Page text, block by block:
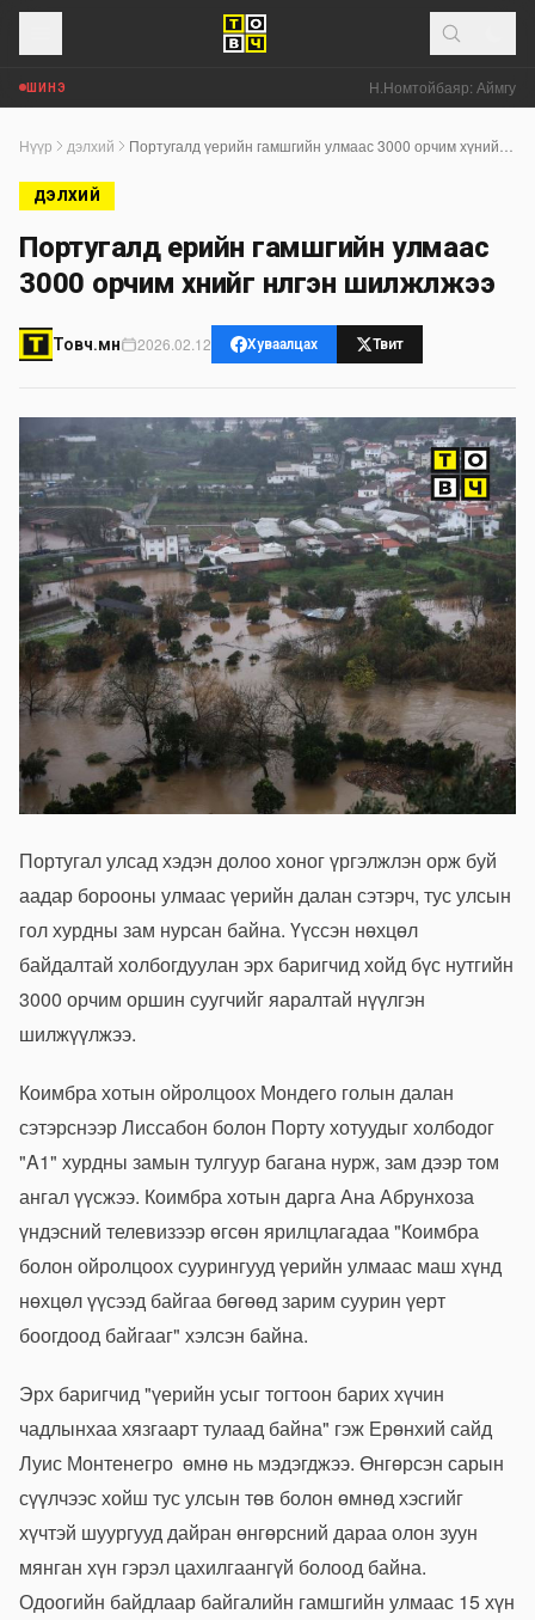
ШИНЭ Н.Номтойбаяр:
Нүүр дэлхий
ДЭЛХИЙ
Португалд үерийн гамшгийн улмаас
3000 орчим хүнийг нүүлгэн шилжүүлжээ
Товч.мн 2026.02.12 Хуваалцах Твит
Португал улсад хэдэн долоо хоног үргэлжлэн орж буй
аадар борооны улмаас үерийн далан сэтэрч, тус улсын
гол хурдны зам нурсан байна. Үүссэн нөхцөл
байдалтай холбогдуулан эрх баригчид хойд бүс нутгийн
3000 орчим оршин суугчийг яаралтай нүүлгэн
шилжүүлжээ.
Коимбра хотын ойролцоох Мондего голын далан
сэтэрснээр Лиссабон болон Порту хотуудыг холбодог
"A1" хурдны замын тулгуур багана нурж, зам дээр том
ангал үүсжээ. Коимбра хотын дарга Ана Абрунхоза
үндэсний телевизээр өгсөн ярилцлагадаа "Коимбра
болон ойролцоох суурингууд үерийн улмаас маш хүнд
нөхцөл үүсээд байгаа бөгөөд зарим суурин үерт
боогдоод байгааг" хэлсэн байна.
Эрх баригчид "үерийн усыг тогтоон барих хүчин
чадлынхаа хязгаарт тулаад байна" гэж Ерөнхий сайд
Луис Монтенегро өмнө нь мэдэгджээ. Өнгөрсэн сарын
сүүлчээс хойш тус улсын төв болон өмнөд хэсгийг
хүчтэй шуургууд дайран өнгөрсний дараа олон зуун
мянган хүн гэрэл цахилгаангүй болоод байна.
Одоогийн байдлаар байгалийн гамшгийн улмаас 15 хүн